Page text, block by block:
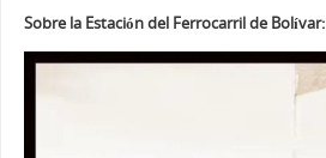
Sobre la Estación del Ferrocarril de Bolívar: